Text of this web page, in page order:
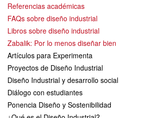
Referencias académicas
FAQs sobre diseño industrial
Libros sobre diseño industrial
Zabalik: Por lo menos diseñar bien
Artículos para Experimenta
Proyectos de Diseño Industrial
Diseño Industrial y desarrollo social
Diálogo con estudiantes
Ponencia Diseño y Sostenibilidad